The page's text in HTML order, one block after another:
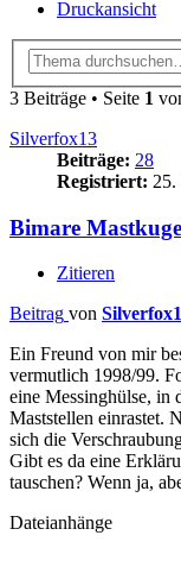
Druckansicht
3 Beiträge • Seite 1
Silverfox13
Beiträge: 28
Registriert: 25.
Bimare
Zitieren
Beitrag von
Ein Freund von mir
vermutlich 1998/99.
eine Messinghülse, in
Maststellen einrastet.
sich die
Gibt es da eine
tauschen? Wenn ja,
Dateianhänge